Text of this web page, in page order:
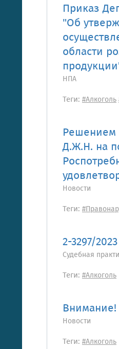
Приказ
"Об
области
НПА
Теги: #Алкоголь
Решением
Д.Ж.Н. на
Новости
Теги:
2-3297/2023
Судебная
Теги: #Алкоголь
Новости
Теги: #Алкоголь